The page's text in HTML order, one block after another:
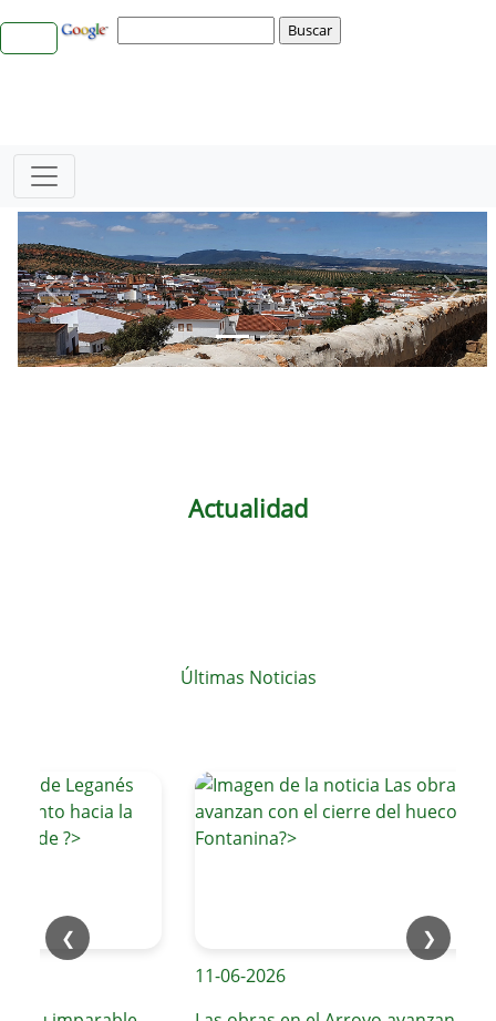
Actualidad
Últimas Noticias
❮ ❯
11-06-2026